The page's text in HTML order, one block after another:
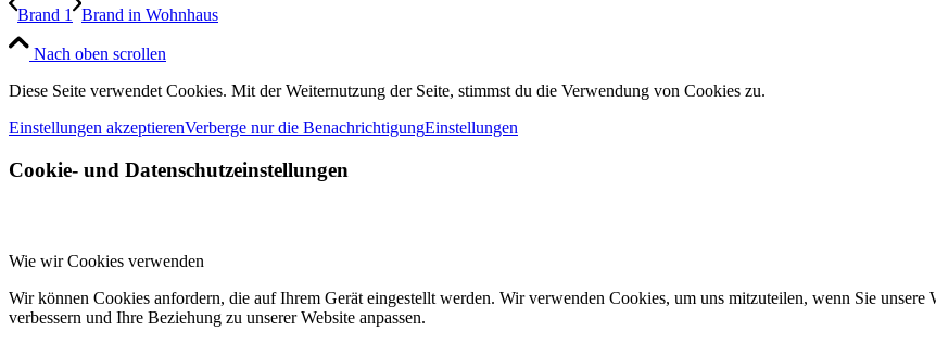
Brand 1 Brand in Wohnhaus
Nach oben scrollen
Diese Seite verwendet Cookies. Mit der Weiternutzung der Seite, stimmst du die Verwendung von Cookies zu.
Einstellungen akzeptierenVerberge nur die BenachrichtigungEinstellungen
Cookie- und Datenschutzeinstellungen
Wie wir Cookies verwenden
Wir können Cookies anfordern, die auf Ihrem Gerät eingestellt werden. Wir verwenden Cookies, um uns mitzuteilen, wenn Sie
verbessern und Ihre Beziehung zu unserer Website anpassen.